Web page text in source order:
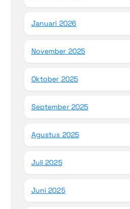
Januari 2026
November 2025
Oktober 2025
September 2025
Agustus 2025
Juli 2025
Juni 2025